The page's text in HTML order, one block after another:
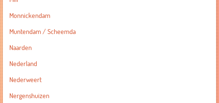
Monnickendam
Muntendam / Scheemda
Naarden
Nederland
Nederweert
Nergenshuizen